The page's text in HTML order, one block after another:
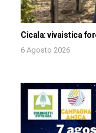
Cicala: vivaistica
6 Agosto 2026